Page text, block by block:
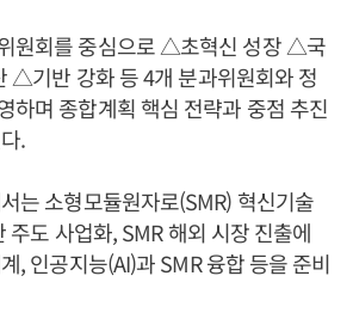
원회를 중심으로 △초혁신 성장 △국
△기반 강화 등 4개 분과위원회와 정
하며 종합계획 핵심 전략과 중점 추진
.
는 소형모듈원자로(SMR) 혁신기술
주도 사업화, SMR 해외 시장 진출에
, 인공지능(AI)과 SMR 융합 등을 준비